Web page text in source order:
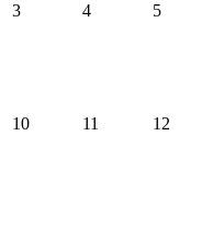
3 4 5
10 11 12